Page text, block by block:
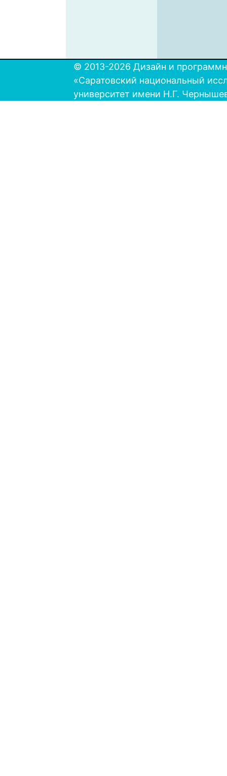
© 2013-2026 Дизайн и
«Саратовский национальный
университет имени Н.Г.